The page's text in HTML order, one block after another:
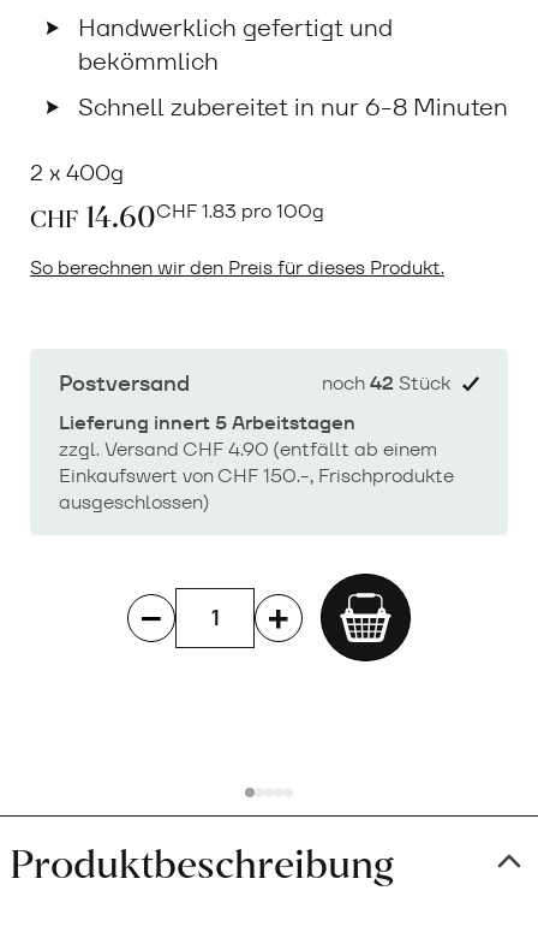
Handwerklich gefertigt und
bekömmlich
Schnell zubereitet in nur 6-8 Minuten
2 x 400g
CHF 14.60CHF1.83 pro 100g
So berechnen wir den Preis für dieses Produkt.
Postversand
Lieferung innert 5 Arbeitstagen
zzgl. Versand CHF 4.90 (entfällt ab einem
Einkaufswert von CHF 150.-, Frischprodukte
ausgeschlossen)
noch42 Stück
Add
Produktbeschreibung